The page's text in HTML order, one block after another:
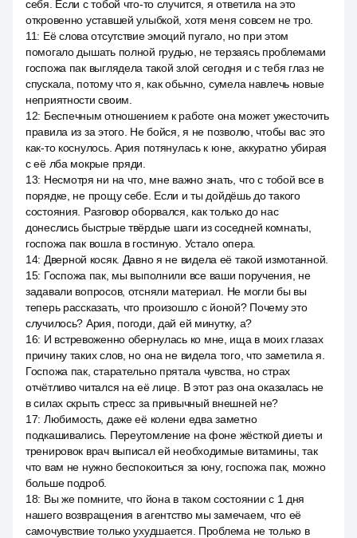
себя. Если с тобой что-то случится, я ответила на это
откровенно уставшей улыбкой, хотя меня совсем не тро.
11: Её слова отсутствие эмоций пугало, но при этом
помогало дышать полной грудью, не терзаясь проблемами
госпожа пак выглядела такой злой сегодня и с тебя глаз не
спускала, потому что я, как обычно, сумела навлечь новые
неприятности своим.
12: Беспечным отношением к работе она может ужесточить
правила из за этого. Не бойся, я не позволю, чтобы вас это
как-то коснулось. Ария потянулась к юне, аккуратно убирая
с её лба мокрые пряди.
13: Несмотря ни на что, мне важно знать, что с тобой все в
порядке, не прощу себе. Если и ты дойдёшь до такого
состояния. Разговор оборвался, как только до нас
донеслись быстрые твёрдые шаги из соседней комнаты,
госпожа пак вошла в гостиную. Устало опера.
14: Дверной косяк. Давно я не видела её такой измотанной.
15: Госпожа пак, мы выполнили все ваши поручения, не
задавали вопросов, отсняли материал. Не могли бы вы
теперь рассказать, что произошло с йоной? Почему это
случилось? Ария, погоди, дай ей минутку, а?
16: И встревоженно обернулась ко мне, ища в моих глазах
причину таких слов, но она не видела того, что заметила я.
Госпожа пак, старательно прятала чувства, но страх
отчётливо читался на её лице. В этот раз она оказалась не
в силах скрыть стресс за привычный внешней не?
17: Любимость, даже её колени едва заметно
подкашивались. Переутомление на фоне жёсткой диеты и
тренировок врач выписал ей необходимые витамины, так
что вам не нужно беспокоиться за юну, госпожа пак, можно
больше подроб.
18: Вы же помните, что йона в таком состоянии с 1 дня
нашего возвращения в агентство мы замечаем, что её
самочувствие только ухудшается. Проблема не только в